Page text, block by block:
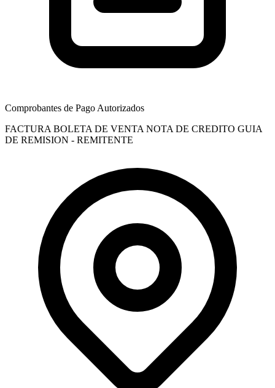
Comprobantes de Pago Autorizados
FACTURA BOLETA DE VENTA NOTA DE CREDITO GUIA
DE REMISION - REMITENTE